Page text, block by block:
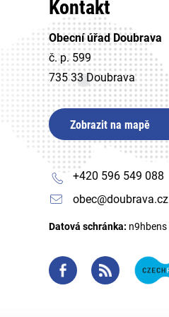
Kontakt
Obecní úřad Doubrava
č. p. 599
735 33 Doubrava
Zobrazit na mapě
+420 596 549 088
obec@doubrava.cz
Datová schránka: n9hbens